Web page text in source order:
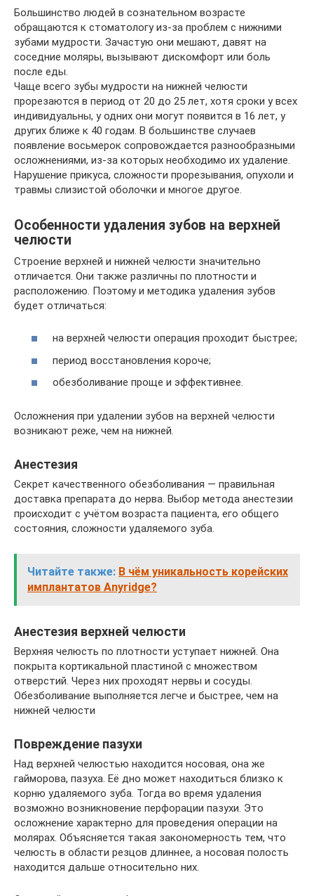
Большинство людей в сознательном возрасте
обращаются к стоматологу из-за проблем с нижними
зубами мудрости. Зачастую они мешают, давят на
соседние моляры, вызывают дискомфорт или боль
после еды.
Чаще всего зубы мудрости на нижней челюсти
прорезаются в период от 20 до 25 лет, хотя сроки у всех
индивидуальны, у одних они могут появится в 16 лет, у
других ближе к 40 годам. В большинстве случаев
появление восьмерок сопровождается разнообразными
осложнениями, из-за которых необходимо их удаление.
Нарушение прикуса, сложности прорезывания, опухоли и
травмы слизистой оболочки и многое другое.
Особенности удаления зубов на верхней
челюсти
Строение верхней и нижней челюсти значительно
отличается. Они также различны по плотности и
расположению. Поэтому и методика удаления зубов
будет отличаться:
на верхней челюсти операция проходит быстрее;
период восстановления короче;
обезболивание проще и эффективнее.
Осложнения при удалении зубов на верхней челюсти
возникают реже, чем на нижней.
Анестезия
Секрет качественного обезболивания — правильная
доставка препарата до нерва. Выбор метода анестезии
происходит с учётом возраста пациента, его общего
состояния, сложности удаляемого зуба.
Читайте также: В чём уникальность корейских
имплантатов Anyridge?
Анестезия верхней челюсти
Верхняя челюсть по плотности уступает нижней. Она
покрыта кортикальной пластиной с множеством
отверстий. Через них проходят нервы и сосуды.
Обезболивание выполняется легче и быстрее, чем на
нижней челюсти
Повреждение пазухи
Над верхней челюстью находится носовая, она же
гайморова, пазуха. Её дно может находиться близко к
корню удаляемого зуба. Тогда во время удаления
возможно возникновение перфорации пазухи. Это
осложнение характерно для проведения операции на
молярах. Объясняется такая закономерность тем, что
челюсть в области резцов длиннее, а носовая полость
находится дальше относительно них.